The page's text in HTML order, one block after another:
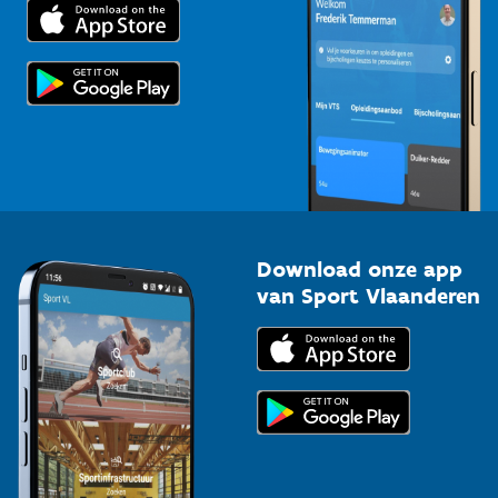
Trainers en begeleiders
Topsporters
Voor de pers
Download onze app
van Sport Vlaanderen